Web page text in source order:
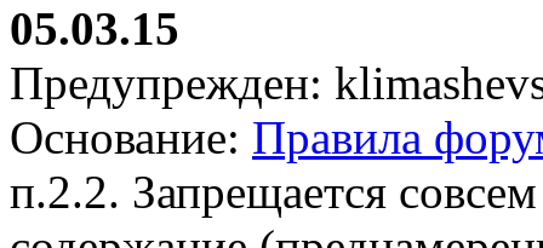
05.03.15
Предупрежден:
Основание: Правила
п.2.2. Запрещается